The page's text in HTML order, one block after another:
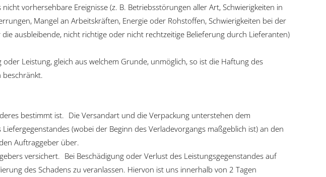
vorhersehbare Ereignisse (z. B. Betriebsstörungen aller Art, Schwierigkeiten in
Mangel an Arbeitskräften, Energie oder Rohstoffen, Schwierigkeiten bei der
ausbleibende, nicht richtige oder nicht rechtzeitige Belieferung durch Lieferanten)
Leistung, gleich aus welchem Grunde, unmöglich, so ist die Haftung des
beschränkt.
bestimmt ist. Die Versandart und die Verpackung unterstehen dem
(wobei der Beginn des Verladevorgangs maßgeblich ist) an den
Auftraggeber über.
versichert. Bei Beschädigung oder Verlust des Leistungsgegenstandes auf
des Schadens zu veranlassen. Hiervon ist uns innerhalb von 2 Tagen